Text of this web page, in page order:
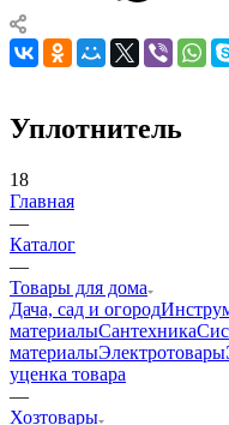
Уплотнитель
18
Главная
—
Каталог
—
Товары для дома
Дача, сад и огород
материалыСантехника
материалыЭлектротовары
уценка товара
—
Хозтовары